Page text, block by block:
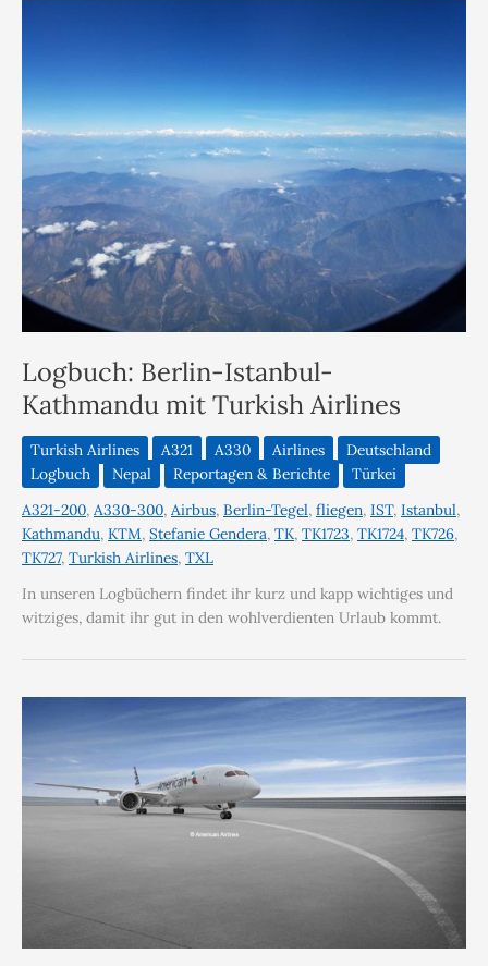
Logbuch: Berlin-Istanbul-
Kathmandu mit Turkish Airlines
Turkish Airlines A321 A330 Airlines
Deutschland
Logbuch
Nepal Reportagen & Berichte
Türkei
A321-200, A330-300, Airbus, Berlin-Tegel, fliegen, IST, Istanbul,
Kathmandu, KTM, Stefanie Gendera, TK, TK1723, TK1724, TK726,
TK727, Turkish Airlines, TXL
In unseren Logbüchern findet ihr kurz und kapp wichtiges und
witziges, damit ihr gut in den wohlverdienten Urlaub kommt.